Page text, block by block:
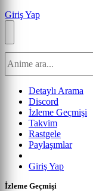
Giriş Yap
Detaylı Arama
Discord
İzleme Geçmişi
Takvim
Rastgele
Paylaşımlar
Giriş Yap
İzleme Geçmişi